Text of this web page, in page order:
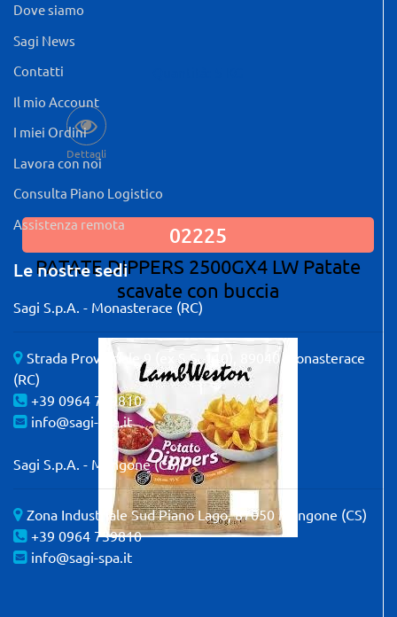
Dettagli
02225
PATATE DIPPERS 2500GX4 LW Patate
scavate con buccia
Dove siamo
Sagi News
Contatti
Il mio Account
I miei Ordini
Lavora con noi
Consulta Piano Logistico
Assistenza remota
Le nostre sedi
Sagi S.p.A. - Monasterace (RC)
Strada Provinciale 9 (ex S.S. 110), 89040 Monasterace
(RC)
+39 0964 739810
info@sagi-spa.it
Sagi S.p.A. - Mangone (CS)
Zona Industriale Sud Piano Lago, 87050 Mangone (CS)
+39 0964 739810
info@sagi-spa.it